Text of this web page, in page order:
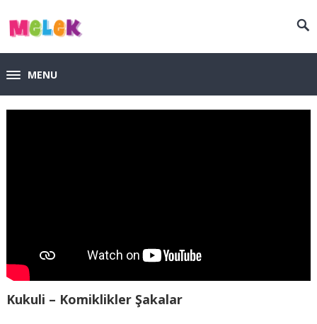
MENU
Kukuli – Komiklikler Şakalar